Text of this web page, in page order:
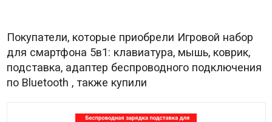
Покупатели, которые приобрели Игровой набор
для смартфона 5в1: клавиатура, мышь, коврик,
подставка, адаптер беспроводного подключения
по Bluetooth , также купили